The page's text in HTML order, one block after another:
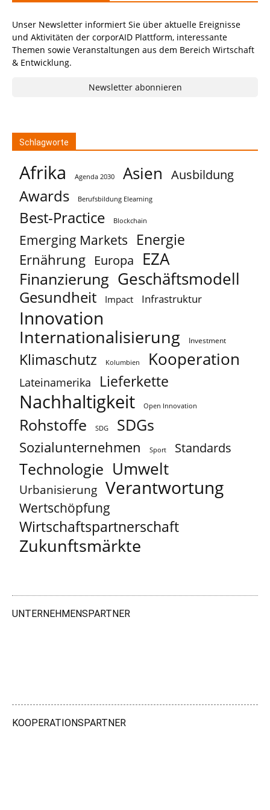
Unser Newsletter informiert Sie über aktuelle Ereignisse
und Aktivitäten der corporAID Plattform, interessante
Themen sowie Veranstaltungen aus dem Bereich Wirtschaft
& Entwicklung.
Newsletter abonnieren
Schlagworte
Afrika Agenda 2030 Asien Ausbildung
Awards Berufsbildung Elearning
Best-Practice Blockchain
Emerging Markets Energie
Ernährung Europa EZA
Finanzierung Geschäftsmodell
Gesundheit Impact Infrastruktur
Innovation
Internationalisierung Investment
Klimaschutz Kolumbien Kooperation
Lateinamerika Lieferkette
Nachhaltigkeit Open Innovation
Rohstoffe SDG SDGs
Sozialunternehmen Sport Standards
Technologie Umwelt
Urbanisierung Verantwortung
Wertschöpfung
Wirtschaftspartnerschaft
Zukunftsmärkte
UNTERNEHMENSPARTNER
KOOPERATIONSPARTNER